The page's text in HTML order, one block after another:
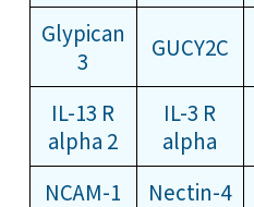
Glypican
3
GUCY2C
IL-13 R
alpha 2
IL-3 R
alpha
NCAM-1
Nectin-4